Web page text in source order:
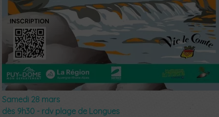
Samedi 28 mars
dès 9h30 - rdv plage de Longues